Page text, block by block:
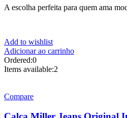
A escolha perfeita para quem ama
Add to wishlist
Adicionar ao carrinho
Ordered:0
Items available:2
Compare